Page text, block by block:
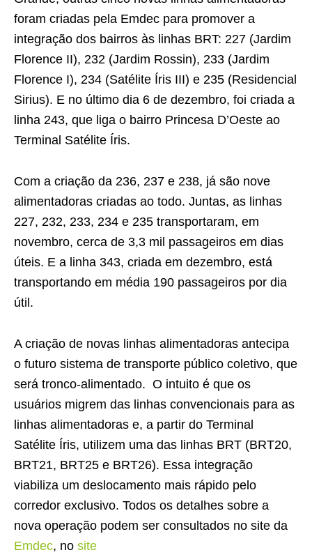
foram criadas pela Emdec para promover a
integração dos bairros às linhas BRT: 227 (Jardim
Florence II), 232 (Jardim Rossin), 233 (Jardim
Florence I), 234 (Satélite Íris III) e 235 (Residencial
Sirius). E no último dia 6 de dezembro, foi criada a
linha 243, que liga o bairro Princesa D’Oeste ao
Terminal Satélite Íris.
Com a criação da 236, 237 e 238, já são nove
alimentadoras criadas ao todo. Juntas, as linhas
227, 232, 233, 234 e 235 transportaram, em
novembro, cerca de 3,3 mil passageiros em dias
úteis. E a linha 343, criada em dezembro, está
transportando em média 190 passageiros por dia
útil.
A criação de novas linhas alimentadoras antecipa
o futuro sistema de transporte público coletivo, que
será tronco-alimentado. O intuito é que os
usuários migrem das linhas convencionais para as
linhas alimentadoras e, a partir do Terminal
Satélite Íris, utilizem uma das linhas BRT (BRT20,
BRT21, BRT25 e BRT26). Essa integração
viabiliza um deslocamento mais rápido pelo
corredor exclusivo. Todos os detalhes sobre a
nova operação podem ser consultados no site da
Emdec, no site